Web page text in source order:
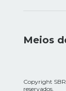
Meios
Copyright
reservados.